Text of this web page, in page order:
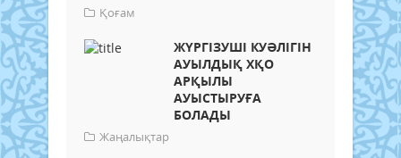
Қоғам
ЖҮРГІЗУШІ КУӘЛІГІН
АУЫЛДЫҚ ХҚО
АРҚЫЛЫ
АУЫСТЫРУҒА
БОЛАДЫ
Жаңалықтар